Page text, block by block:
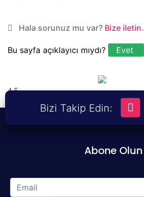
Hala sorunuz mu var? Bize iletin.
Bu sayfa açıklayıcı mıydı? Evet
A A+
Bizi Takip Edin:
Abone Olun